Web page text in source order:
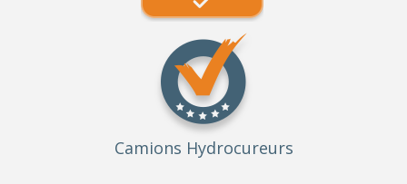
Camions Hydrocureurs